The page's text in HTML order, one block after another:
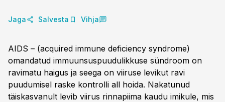
Jaga Salvesta Vihja
AIDS – (acquired immune deficiency syndrome)
omandatud immuunsuspuudulikkuse sündroom on
ravimatu haigus ja seega on viiruse levikut ravi
puudumisel raske kontrolli all hoida. Nakatunud
täiskasvanult levib viirus rinnapiima kaudu imikule, mis